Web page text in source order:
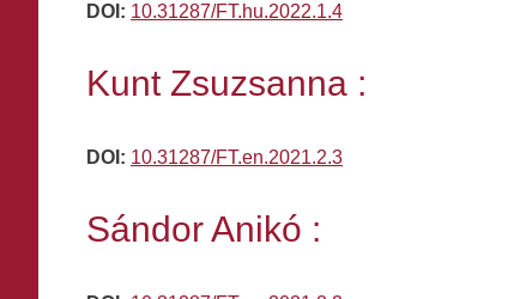
DOI: 10.31287/FT.hu.2022.1.4
Kunt Zsuzsanna :
DOI: 10.31287/FT.en.2021.2.3
Sándor Anikó :